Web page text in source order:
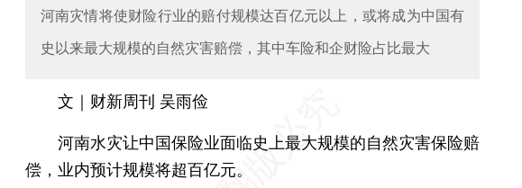
河南灾情将使财险行业的赔付规模达百亿元以上，或将成为中国有
史以来最大规模的自然灾害赔偿，其中车险和企财险占比最大
文｜财新周刊 吴雨俭
河南水灾让中国保险业面临史上最大规模的自然灾害保险赔
偿，业内预计规模将超百亿元。